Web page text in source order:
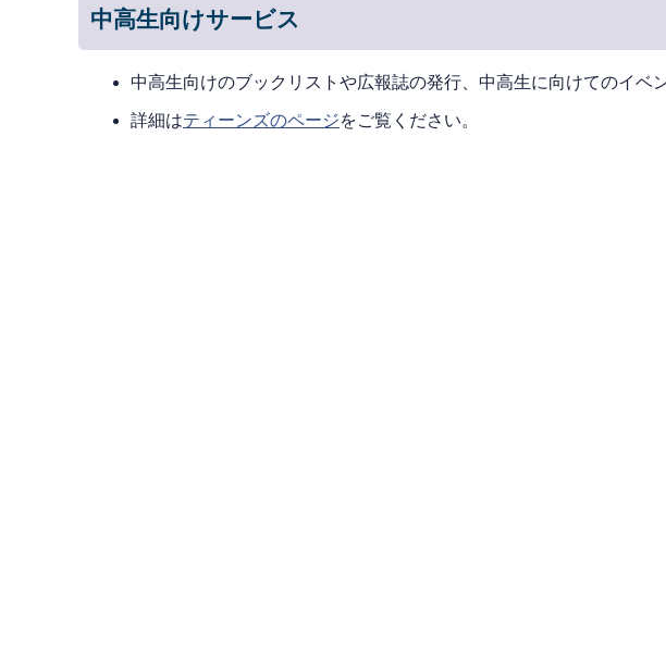
中高生向けサービス
中高生向けのブックリストや広報誌の発行、中高生に向けてのイベ
詳細はティーンズのページをご覧ください。